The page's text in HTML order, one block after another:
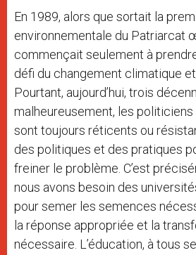
En 1989, alors que sortait la
environnementale du Patriarcat
commençait seulement à
défi du changement climatique
Pourtant, aujourd’hui, trois
malheureusement, les
sont toujours réticents ou
des politiques et des pratiques
freiner le problème. C’est
nous avons besoin des
pour semer les semences
la réponse appropriée et la
nécessaire. L’éducation, à tous